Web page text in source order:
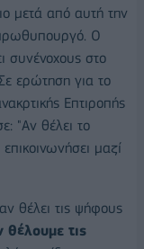
μετά από αυτή την
Ο
συνένοχους στο
ερώτηση για το
Επτιροπής
"Αν θέλει το
μαζί
θέλει τις ψήφους
θέλουμε τις